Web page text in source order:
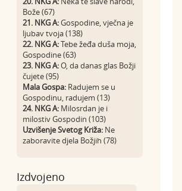
Bože (67)
21. NKG A:Gospodine, vječna je
ljubav tvoja (138)
22. NKG A:Tebe žeđa duša moja,
Gospodine (63)
23. NKG A:O, da danas glas Božji
čujete (95)
Mala Gospa: Radujem se u
Gospodinu, radujem (13)
24. NKG A: Milosrdan je i
milostiv Gospodin (103)
Uzvišenje Svetog Križa: Ne
zaboravite djela Božjih (78)
Izdvojeno